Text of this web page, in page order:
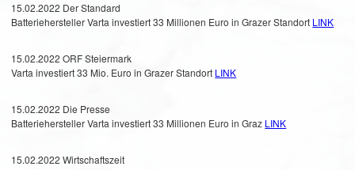
15.02.2022 Der Standard
Batteriehersteller Varta investiert 33 Millionen Euro in Grazer Standort LINK
15.02.2022 ORF Steiermark
Varta investiert 33 Mio. Euro in Grazer Standort LINK
15.02.2022 Die Presse
Batteriehersteller Varta investiert 33 Millionen Euro in Graz LINK
15.02.2022 Wirtschaftszeit